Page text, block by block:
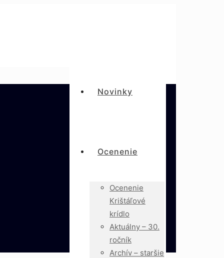
Novinky
Ocenenie
Ocenenie
Krištáľové
krídlo
Aktuálny – 30.
ročník
Archív – staršie